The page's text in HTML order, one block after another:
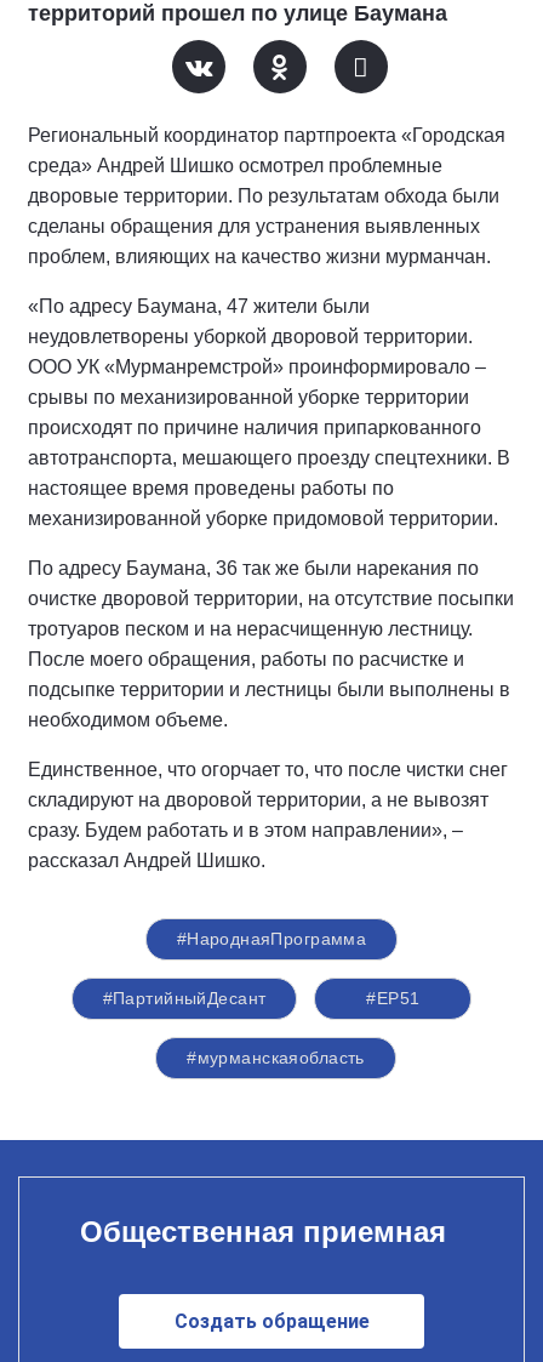
территорий прошел по улице Баумана
Региональный координатор партпроекта «Городская
среда» Андрей Шишко осмотрел проблемные
дворовые территории. По результатам обхода были
сделаны обращения для устранения выявленных
проблем, влияющих на качество жизни мурманчан.
«По адресу Баумана, 47 жители были
неудовлетворены уборкой дворовой территории.
ООО УК «Мурманремстрой» проинформировало –
срывы по механизированной уборке территории
происходят по причине наличия припаркованного
автотранспорта, мешающего проезду спецтехники. В
настоящее время проведены работы по
механизированной уборке придомовой территории.
По адресу Баумана, 36 так же были нарекания по
очистке дворовой территории, на отсутствие посыпки
тротуаров песком и на нерасчищенную лестницу.
После моего обращения, работы по расчистке и
подсыпке территории и лестницы были выполнены в
необходимом объеме.
Единственное, что огорчает то, что после чистки снег
складируют на дворовой территории, а не вывозят
сразу. Будем работать и в этом направлении», –
рассказал Андрей Шишко.
#НароднаяПрограмма
#ПартийныйДесант #ЕР51
#мурманскаяобласть
Общественная приемная
Создать обращение